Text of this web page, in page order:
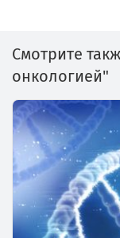
Смотрите
онкологией"